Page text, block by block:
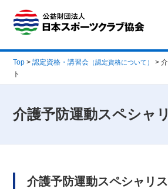
Top >認定資格・講習会 （認定資格について） >
ト
介護予防運動スペシャ
介護予防運動スペシャリ